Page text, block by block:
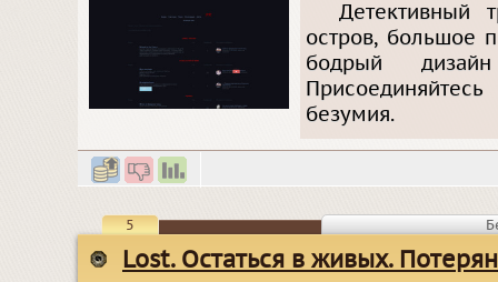
Детективный
остров, большое
бодрый
безумия.
5
Lost. Остаться в живых.